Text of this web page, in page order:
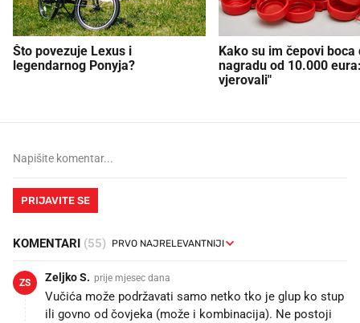
Što povezuje Lexus i
legendarnog Ponyja?
Kako su im čepovi boca
nagradu od 10.000
vjerovali"
PRIJAVITE SE
KOMENTARI (55)
ZS Zeljko S. prije mjesec dana
Vučića može podržavati samo netko tko je glup ko stup
ili govno od čovjeka (može i kombinacija). Ne postoji